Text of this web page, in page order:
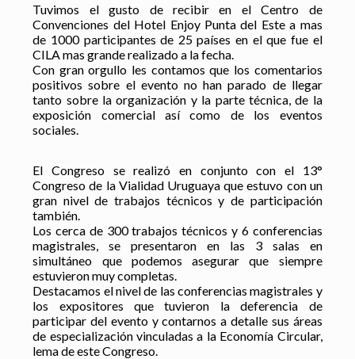
Tuvimos el gusto de recibir en el Centro de
Convenciones del Hotel Enjoy Punta del Este a mas
de 1000 participantes de 25 países en el que fue el
CILA mas grande realizado a la fecha.
Con gran orgullo les contamos que los comentarios
positivos sobre el evento no han parado de llegar
tanto sobre la organización y la parte técnica, de la
exposición comercial así como de los eventos
sociales.
El Congreso se realizó en conjunto con el 13°
Congreso de la Vialidad Uruguaya que estuvo con un
gran nivel de trabajos técnicos y de participación
también.
Los cerca de 300 trabajos técnicos y 6 conferencias
magistrales, se presentaron en las 3 salas en
simultáneo que podemos asegurar que siempre
estuvieron muy completas.
Destacamos el nivel de las conferencias magistrales y
los expositores que tuvieron la deferencia de
participar del evento y contarnos a detalle sus áreas
de especialización vinculadas a la Economía Circular,
lema de este Congreso.